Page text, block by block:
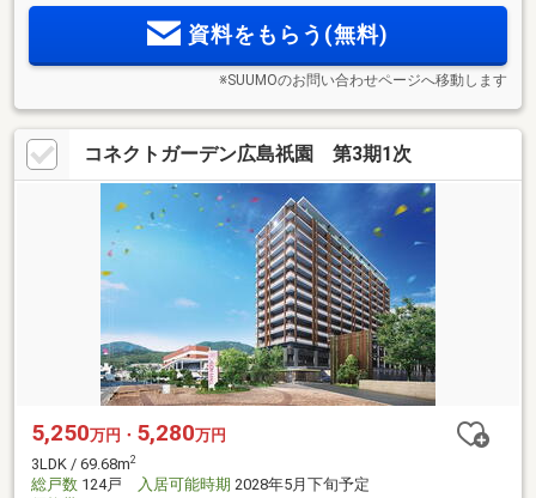
BOXや各階ダストステーション設置、ZEH-M Oriented取得、認
定低炭素住宅の都市型レジデンス資料をもらう(無料)
※SUUMOのお問い合わせページへ移動します
コネクトガーデン広島祇園 第3期1次
5,250万円・ 5,280万円
3LDK / 69.68m2
総戸数 124戸 入居可能時期 2028年5月下旬予定